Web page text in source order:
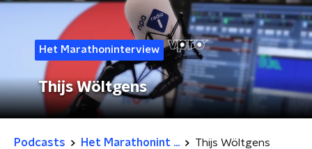
Het Marathoninterview
Thijs Wöltgens
Podcasts Het Marathonint ... Thijs Wöltgens